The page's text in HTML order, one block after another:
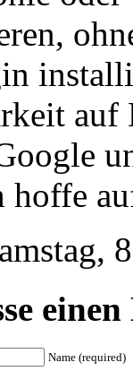
hoffe
Name (required)